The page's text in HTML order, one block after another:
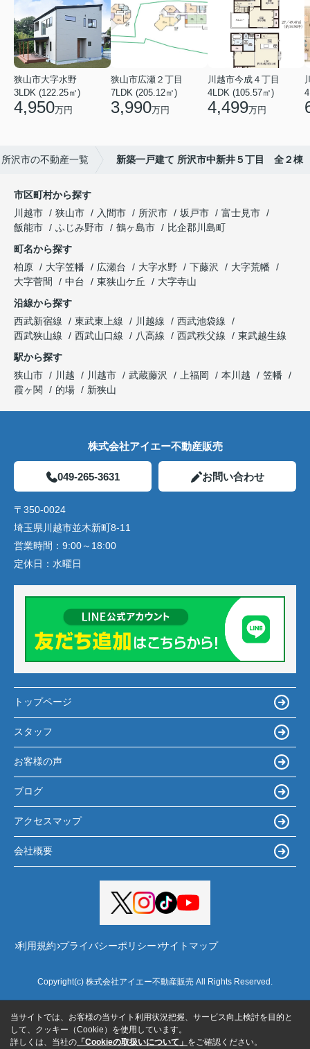
狭山市大字水野
3LDK (122.25㎡)
4,950万円
狭山市広瀬２丁目
7LDK (205.12㎡)
3,990万円
川越市今成４丁目
4LDK (105.57㎡)
4,499万円
所沢市の不動産一覧 新築一戸建て 所沢市中新井５丁目 全２棟
市区町村から探す
川越市
狭山市 入間市 所沢市 坂戸市
富士見市
飯能市
ふじみ野市 鶴ヶ島市
比企郡川島町
町名から探す
柏原
大字笠幡 広瀬台 大字水野 下藤沢
大字荒幡
大字菅間
中台 東狭山ケ丘
大字寺山
沿線から探す
西武新宿線
東武東上線 川越線
西武池袋線
西武狭山線
西武山口線 八高線 西武秩父線
東武越生線
駅から探す
狭山市
川越 川越市 武蔵藤沢 上福岡 本川越
笠幡
霞ヶ関
的場 新狭山
株式会社アイエー不動産販売
049-265-3631 お問い合わせ
〒350-0024
埼玉県川越市並木新町8-11
営業時間： 9:00～18:00
定休日： 水曜日
トップページ
スタッフ
お客様の声
ブログ
アクセスマップ
会社概要
利用規約 プライバシーポリシー サイトマップ
Copyright(c) 株式会社アイエー不動産販売 All Rights Reserved.
当サイトでは、お客様の当サイト利用状況把握、サービス向上検討を目的と
して、クッキー（Cookie）を使用しています。
詳しくは、当社の 「Cookieの取扱いについて」 をご確認ください。